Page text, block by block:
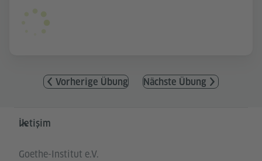
Vorherige Übung Nächste Übung
Service- und Informationsbereich
İletişim
Goethe-Institut e.V.